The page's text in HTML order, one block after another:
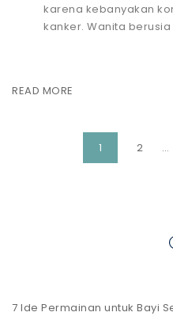
karena kebanyakan
kanker. Wanita berusia
READ MORE
1 2 …
7 Ide Permainan untuk Bayi